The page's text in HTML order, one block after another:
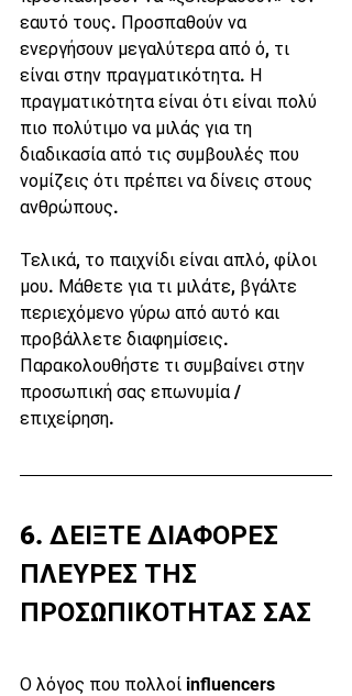
εαυτό τους. Προσπαθούν να
ενεργήσουν μεγαλύτερα από ό, τι
είναι στην πραγματικότητα. Η
πραγματικότητα είναι ότι είναι πολύ
πιο πολύτιμο να μιλάς για τη
διαδικασία από τις συμβουλές που
νομίζεις ότι πρέπει να δίνεις στους
ανθρώπους.
Τελικά, το παιχνίδι είναι απλό, φίλοι
μου. Μάθετε για τι μιλάτε, βγάλτε
περιεχόμενο γύρω από αυτό και
προβάλλετε διαφημίσεις.
Παρακολουθήστε τι συμβαίνει στην
προσωπική σας επωνυμία /
επιχείρηση.
6. ΔΕΙΞΤΕ ΔΙΑΦΟΡΕΣ
ΠΛΕΥΡΕΣ ΤΗΣ
ΠΡΟΣΩΠΙΚΟΤΗΤΑΣ ΣΑΣ
Ο λόγος που πολλοί influencers